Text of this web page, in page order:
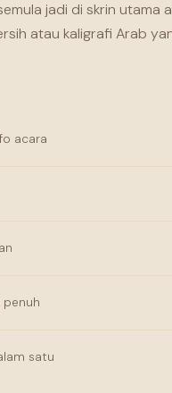
jadi di skrin utama
atau kaligrafi Arab
acara
satu